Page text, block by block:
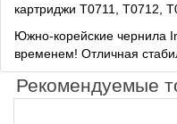
картриджи T0711, T0712,
Южно-корейские чернила
временем! Отличная
Рекомендуемые